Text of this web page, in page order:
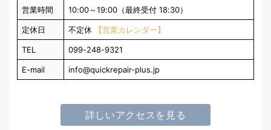
営業時間 10:00～19:00（最終受付 18:30）
定休日 不定休 【営業カレンダー】
TEL 099-248-9321
E-mail info@quickrepair-plus.jp
詳しいアクセスを見る